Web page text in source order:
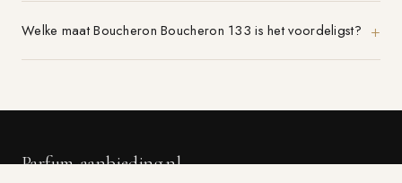
Welke maat Boucheron Boucheron 133 is het voordeligst?
Parfum-aanbieding.nl